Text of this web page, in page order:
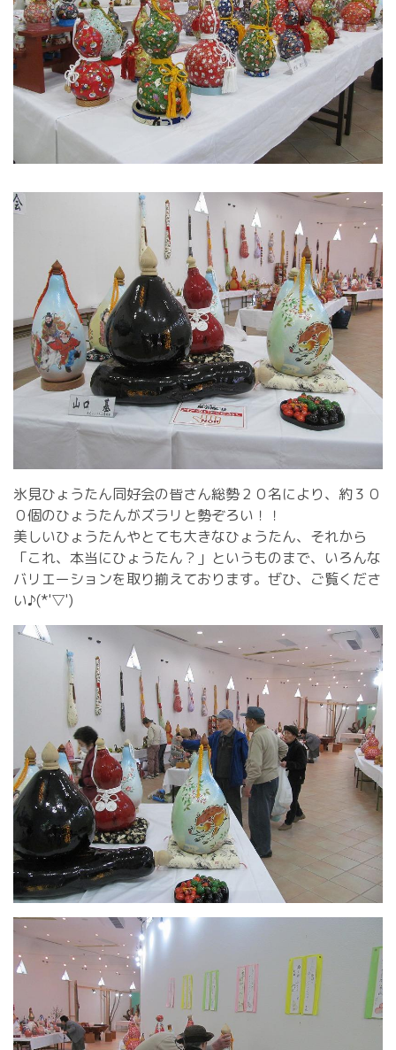
氷見ひょうたん同好会の皆さん総勢２０名により、約３０
０個のひょうたんがズラリと勢ぞろい！！
美しいひょうたんやとても大きなひょうたん、それから
「これ、本当にひょうたん？」というものまで、いろんな
バリエーションを取り揃えております。ぜひ、ご覧くださ
い♪(*'▽')